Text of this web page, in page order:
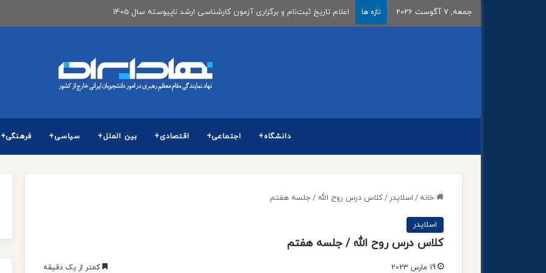
جمعه, 7 آگوست 2026 تازه ها آغاز مرحله اول فراخوان جذب اعضای هیات علمی
دانشگاه+ اجتماعی+ اقتصادی+ بین الملل+ سیاسی+ فرهنگی+
خانه / اسلایدر /کلاس درس روح الله / جلسه هفتم
اسلایدر
کلاس درس روح الله / جلسه هفتم
19 مارس 2023 کمتر از یک دقیقه